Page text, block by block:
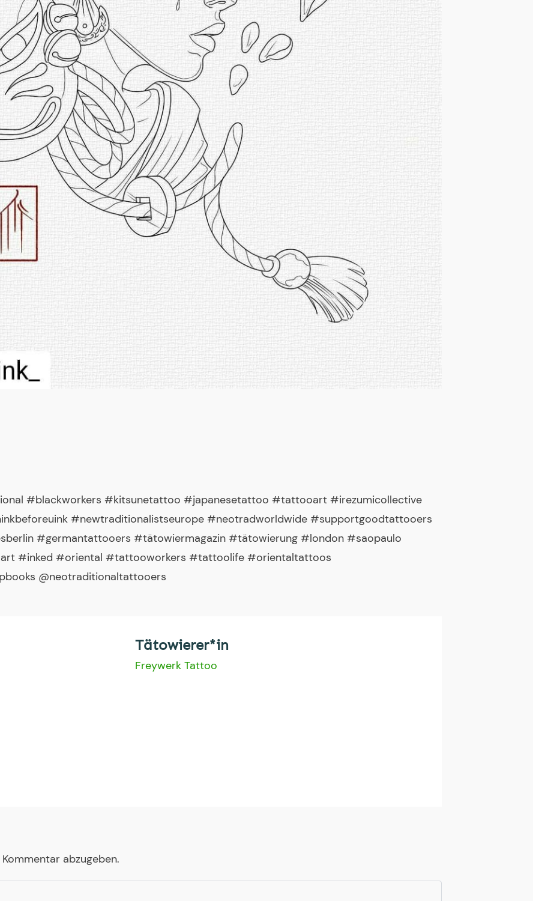
#blackworkers #kitsunetattoo #japanesetattoo #tattooart #irezumicollective
#newtraditionalistseurope #neotradworldwide #supportgoodtattooers
#germantattooers #tätowiermagazin #tätowierung #london #saopaulo
#inked #oriental #tattooworkers #tattoolife #orientaltattoos
@neotraditionaltattooers
Tätowierer*in
Freywerk Tattoo
abzugeben.